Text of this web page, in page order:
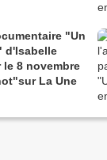
"Un
d'Isabelle
8 novembre
La Une